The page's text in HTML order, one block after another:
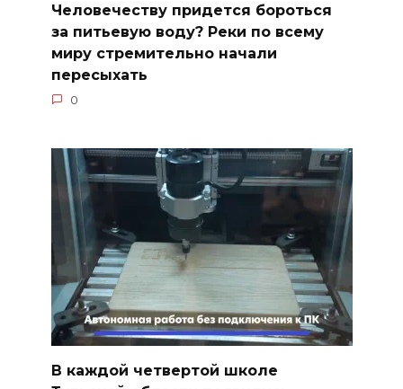
Человечеству придется бороться
за питьевую воду? Реки по всему
миру стремительно начали
пересыхать
0
В каждой четвертой школе